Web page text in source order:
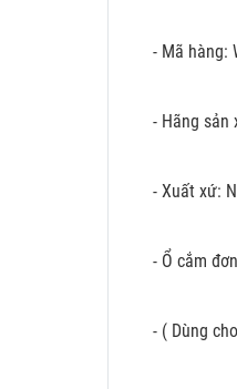
- Mã hàng:
- Hãng sản
- Xuất xứ:
- Ổ cắm đơn
- ( Dùng